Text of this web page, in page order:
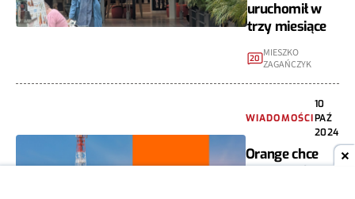
uruchomił w
trzy miesiące
20 MIESZKO
ZAGAŃCZYK
WIADOMOŚCI
10
PAŹ
2024
Orange chce
polepszyć